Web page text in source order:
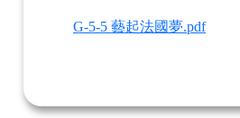
G-5-5 藝起法國夢.pdf